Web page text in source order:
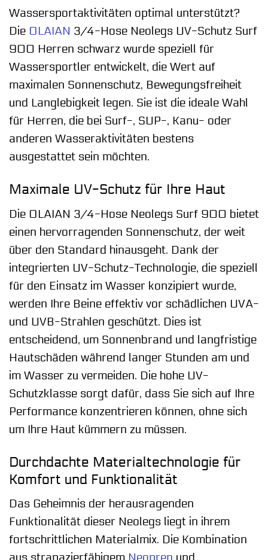
Wassersportaktivitäten optimal unterstützt?
Die OLAIAN 3/4-Hose Neolegs UV-Schutz Surf
900 Herren schwarz wurde speziell für
Wassersportler entwickelt, die Wert auf
maximalen Sonnenschutz, Bewegungsfreiheit
und Langlebigkeit legen. Sie ist die ideale Wahl
für Herren, die bei Surf-, SUP-, Kanu- oder
anderen Wasseraktivitäten bestens
ausgestattet sein möchten.
Maximale UV-Schutz für Ihre Haut
Die OLAIAN 3/4-Hose Neolegs Surf 900 bietet
einen hervorragenden Sonnenschutz, der weit
über den Standard hinausgeht. Dank der
integrierten UV-Schutz-Technologie, die speziell
für den Einsatz im Wasser konzipiert wurde,
werden Ihre Beine effektiv vor schädlichen UVA-
und UVB-Strahlen geschützt. Dies ist
entscheidend, um Sonnenbrand und langfristige
Hautschäden während langer Stunden am und
im Wasser zu vermeiden. Die hohe UV-
Schutzklasse sorgt dafür, dass Sie sich auf Ihre
Performance konzentrieren können, ohne sich
um Ihre Haut kümmern zu müssen.
Durchdachte Materialtechnologie für
Komfort und Funktionalität
Das Geheimnis der herausragenden
Funktionalität dieser Neolegs liegt in ihrem
fortschrittlichen Materialmix. Die Kombination